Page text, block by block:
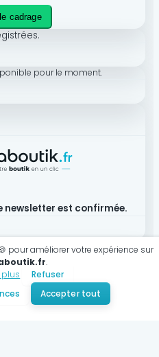
cadrage
pour le moment.
est confirmée.
à votre panier
Continuer mes achats
pour améliorer votre expérience sur
.
plus
Refuser
Accepter tout